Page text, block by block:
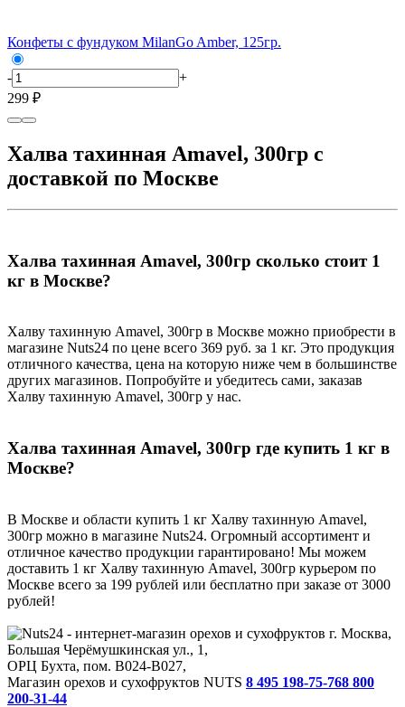
Конфеты с фундуком MilanGo Amber, 125гр.
-
+
299 ₽
Халва тахинная Amavel, 300гр с
доставкой по Москве
Халва тахинная Amavel, 300гр сколько стоит 1
кг в Москве?
Халву тахинную Amavel, 300гр в Москве можно приобрести в
магазине Nuts24 по цене всего 369 руб. за 1 кг. Это продукция
отличного качества, цена на которую ниже чем в большинстве
других магазинов. Попробуйте и убедитесь сами, заказав
Халву тахинную Amavel, 300гр у нас.
Халва тахинная Amavel, 300гр где купить 1 кг в
Москве?
В Москве и области купить 1 кг Халву тахинную Amavel,
300гр можно в магазине Nuts24. Огромный ассортимент и
отличное качество продукции гарантировано! Мы можем
доставить 1 кг Халву тахинную Amavel, 300гр курьером по
Москве всего за 199 рублей или бесплатно при заказе от 3000
рублей!
г. Москва,
Большая Черёмушкинская ул., 1,
ОРЦ Бухта, пом. B024-B027,
Магазин орехов и сухофруктов NUTS 8 495 198-75-768 800
200-31-44